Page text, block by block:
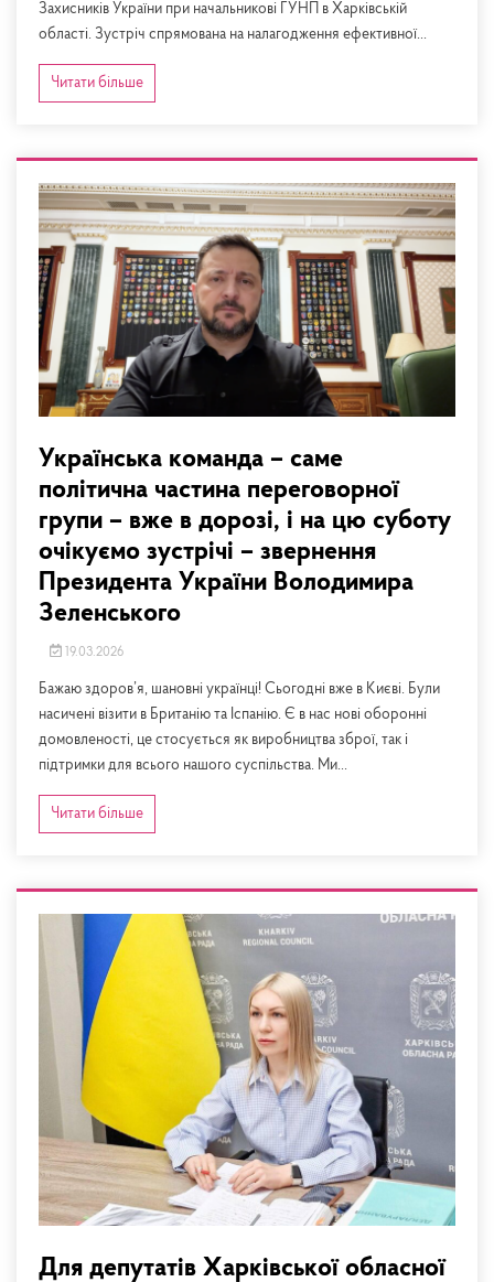
Захисників України при начальникові ГУНП в Харківській
області. Зустріч спрямована на налагодження ефективної...
Читати більше
Українська команда – саме
політична частина переговорної
групи – вже в дорозі, і на цю суботу
очікуємо зустрічі – звернення
Президента України Володимира
Зеленського
19.03.2026
Бажаю здоров’я, шановні українці! Сьогодні вже в Києві. Були
насичені візити в Британію та Іспанію. Є в нас нові оборонні
домовленості, це стосується як виробництва зброї, так і
підтримки для всього нашого суспільства. Ми...
Читати більше
Для депутатів Харківської обласної